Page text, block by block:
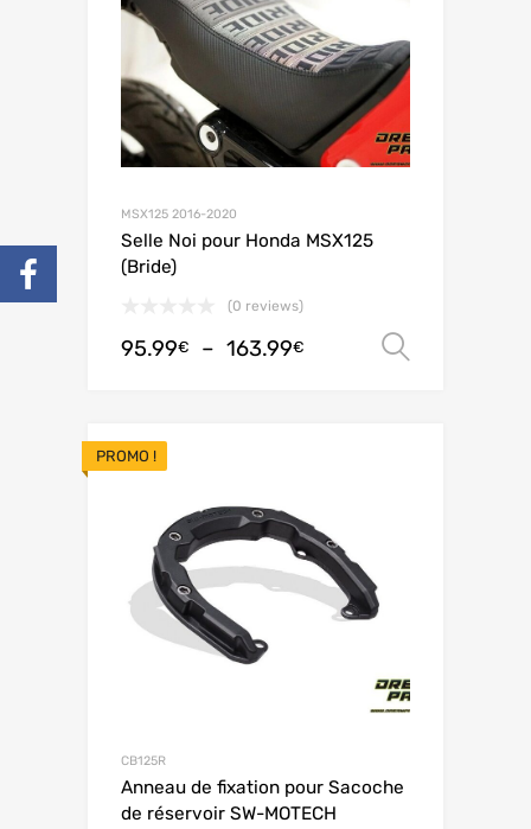
MSX125 2016-2020
Selle Noi pour Honda MSX125
(Bride)
(0 reviews)
95.99€ – 163.99€
PROMO !
CB125R
Anneau de fixation pour Sacoche
de réservoir SW-MOTECH